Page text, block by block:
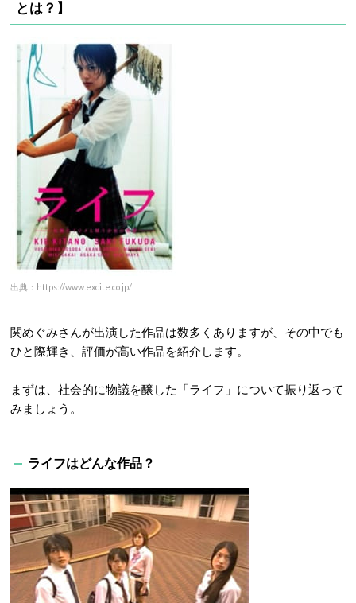
とは？】
出典：https://www.excite.co.jp/
関めぐみさんが出演した作品は数多くありますが、その中でも
ひと際輝き、評価が高い作品を紹介します。
まずは、社会的に物議を醸した「ライフ」について振り返って
みましょう。
ライフはどんな作品？